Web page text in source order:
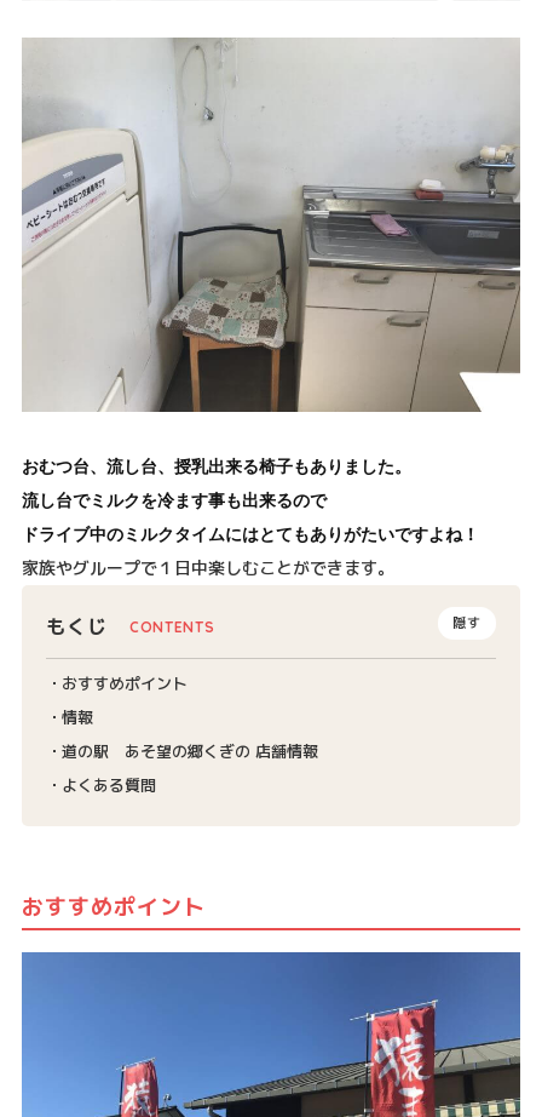
おむつ台、流し台、授乳出来る椅子もありました。
流し台でミルクを冷ます事も出来るので
ドライブ中のミルクタイムにはとてもありがたいですよね！
家族やグループで１日中楽しむことができます。
もくじ 隠す
おすすめポイント
情報
道の駅 あそ望の郷くぎの 店舗情報
よくある質問
おすすめポイント